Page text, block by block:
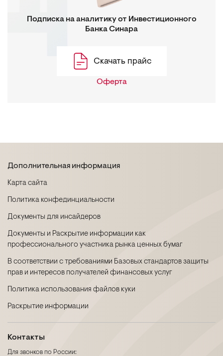
Подписка на аналитику от Инвестиционного
Банка Синара
Скачать прайс
Оферта
Дополнительная информация
Карта сайта
Политика конфединциальности
Документы для инсайдеров
Документы и Раскрытие информации как
профессионального участника рынка ценных бумаг
В соответствии с требованиями Базовых стандартов защиты
прав и интересов получателей финансовых услуг
Политика использования файлов куки
Раскрытие информации
Контакты
Для звонков по России: